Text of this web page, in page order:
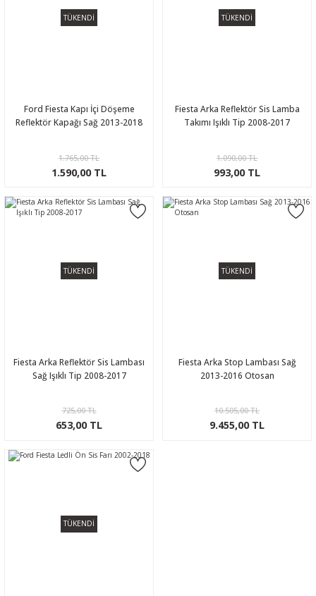
TÜKENDİ
Ford Fiesta Kapı İçi Döşeme
Reflektör Kapağı Sağ 2013-2018
1.765,00 TL
1.590,00 TL
TÜKENDİ
Fiesta Arka Reflektör Sis Lamba
Takımı Işıklı Tip 2008-2017
1.090,00 TL
993,00 TL
TÜKENDİ
Fiesta Arka Reflektör Sis Lambası
Sağ Işıklı Tip 2008-2017
725,00 TL
653,00 TL
TÜKENDİ
Fiesta Arka Stop Lambası Sağ
2013-2016 Otosan
10.505,00 TL
9.455,00 TL
TÜKENDİ